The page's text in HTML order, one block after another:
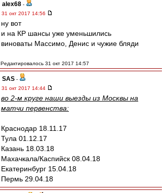
alex68 -
31 окт 2017 14:56
ну вот
и на КР шансы уже уменьшились
виноваты Массимо, Денис и чужие бляди
Редактировалось 31 окт 2017 14:57
SAS -
31 окт 2017 14:44
во 2-м круге наши выезды из Москвы на
матчи первенства:
Краснодар 18.11.17
Тула 01.12.17
Казань 18.03.18
Махачкала/Каспийск 08.04.18
Екатеринбург 15.04.18
Пермь 29.04.18